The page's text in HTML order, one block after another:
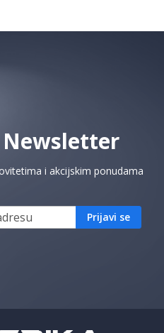
i akcijskim ponudama
Prijavi se